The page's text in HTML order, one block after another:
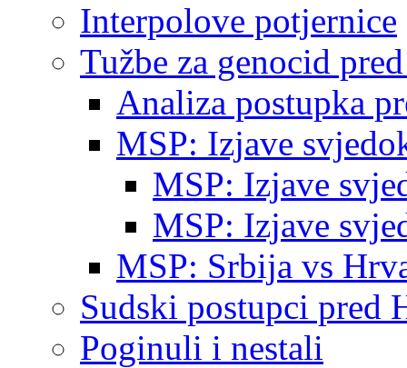
Interpolove potjernice
Tužbe za genocid
Analiza postupka
MSP: Izjave
MSP: Izjave
MSP: Izjave
MSP: Srbija vs
Sudski postupci pred
Poginuli i nestali